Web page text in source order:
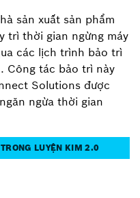
sản xuất sản phẩm
trì thời gian ngừng máy
các lịch trình bảo trì
Công tác bảo trì này
Solutions được
ngừa thời gian
LUYỆN KIM 2.0